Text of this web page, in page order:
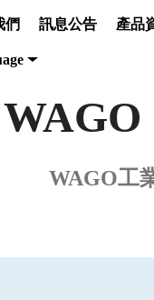
們 訊息公告 產品
WAGO
WAGO工